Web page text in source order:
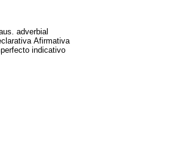
adverbial
Afirmativa
indicativo